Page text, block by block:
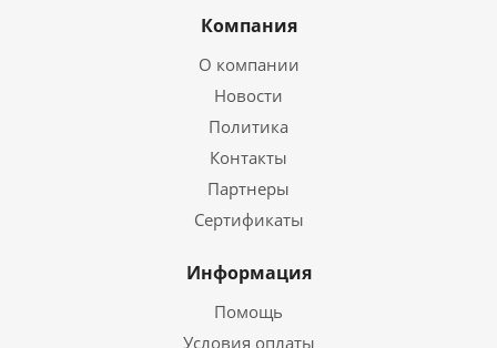
Компания
О компании
Новости
Политика
Контакты
Партнеры
Сертификаты
Информация
Помощь
Условия оплаты